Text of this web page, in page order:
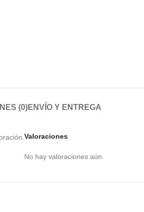
(0)ENVÍO Y ENTREGA
Valoraciones
No hay valoraciones aún.